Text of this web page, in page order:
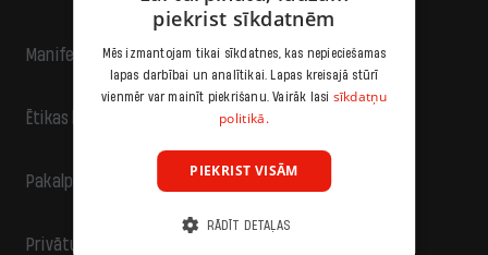
Manifests
Ētikas kodekss
Pakalpojumu sniegšanas noteikumi
Privātuma politika
piekrist sīkdatnēm
Mēs izmantojam tikai sīkdatnes, kas nepieciešamas
lapas darbībai un analītikai. Lapas kreisajā stūrī
vienmēr var mainīt piekrišanu. Vairāk lasi sīkdatņu
politikā.
PIEKRIST VISĀM
RĀDĪT DETAĻAS